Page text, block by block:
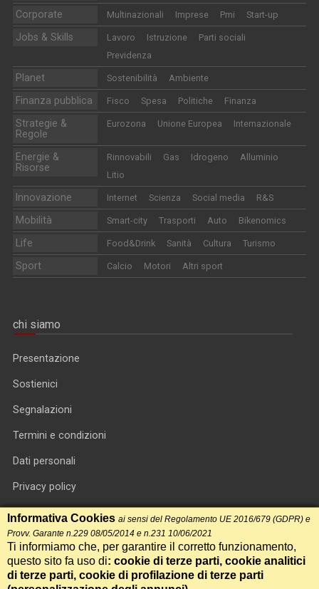
Corporate Multinazionali Imprese Pmi Start-up
Jobs & Skills Lavoro Istruzione
Parti sociali
Previdenza
Planet Sostenibilità Ambiente
Finanza pubblica Fisco Spesa Politiche Finanza
Strategie &
Regole
Eurozona Unione Europea Internazionale
Energie &
Risorse
Rinnovabili Gas Idrogeno
Alluminio
Litio
Innovazione Internet Scienza Social media R&S
Mobilità Smart-city Trasporti Auto Bikenomics
Life Food&Drink Sanità Cultura Turismo
Sport Calcio Motori Altri sport
chi siamo
Presentazione
Sostienici
Segnalazioni
Termini e condizioni
Dati personali
Privacy policy
Informativa cookie
RSS feed
RSS Top News
Informativa Cookies ai sensi del Regolamento UE 2016/679 (GDPR) e
Provv. Garante n.229 08/05/2014 e n.231 10/06/2021
Ti informiamo che, per garantire il corretto funzionamento,
questo sito fa uso di: cookie di terze parti, cookie analitici
di terze parti, cookie di profilazione di terze parti